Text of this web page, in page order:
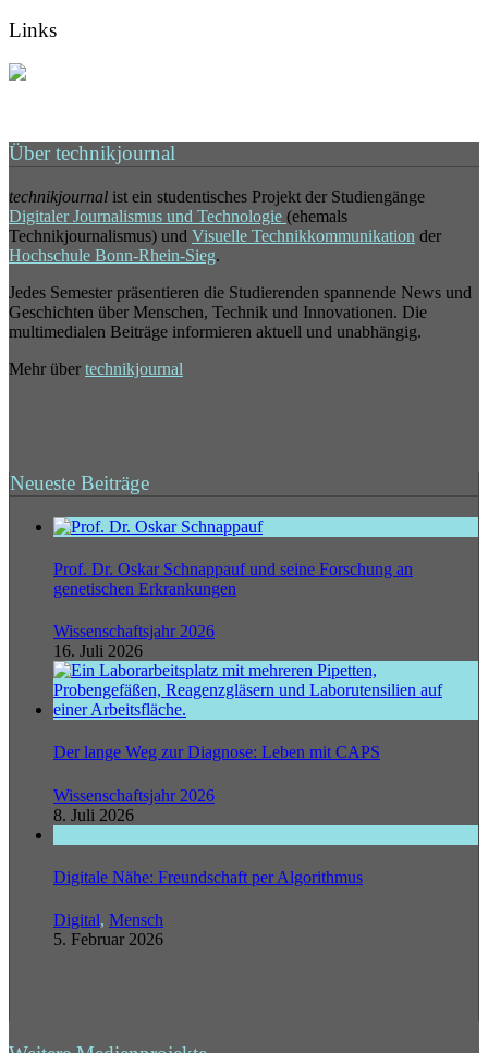
Links
Über technikjournal
technikjournal ist ein studentisches Projekt der Studiengänge
Digitaler Journalismus und Technologie (ehemals
Technikjournalismus) und Visuelle Technikkommunikation der
Hochschule Bonn-Rhein-Sieg.
Jedes Semester präsentieren die Studierenden spannende News und
Geschichten über Menschen, Technik und Innovationen. Die
multimedialen Beiträge informieren aktuell und unabhängig.
Mehr über technikjournal
Neueste Beiträge
Prof. Dr. Oskar Schnappauf und seine Forschung an
genetischen Erkrankungen
Wissenschaftsjahr 2026
16. Juli 2026
Der lange Weg zur Diagnose: Leben mit CAPS
Wissenschaftsjahr 2026
8. Juli 2026
Digitale Nähe: Freundschaft per Algorithmus
Digital, Mensch
5. Februar 2026